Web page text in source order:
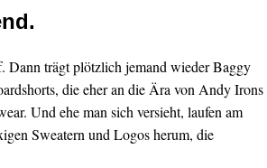
Dann trägt plötzlich jemand wieder Baggy
die eher an die Ära von Andy Irons
Und ehe man sich versieht, laufen am
Sweatern und Logos herum, die